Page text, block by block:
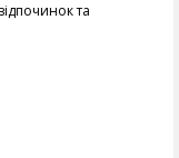
та